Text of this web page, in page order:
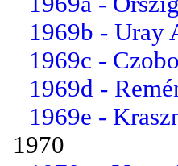
1969b - Uray
1969c -
1969d -
1969e -
1970